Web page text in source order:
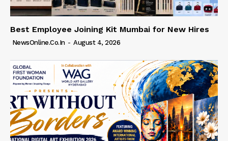
Best Employee Joining Kit Mumbai for New Hires
NewsOnline.co.in - August 4, 2026